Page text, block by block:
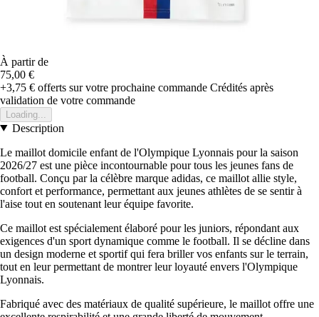
À partir de
75,00 €
+3,75 € offerts sur votre prochaine commande Crédités après
validation de votre commande
Loading...
Description
Le maillot domicile enfant de l'Olympique Lyonnais pour la saison
2026/27 est une pièce incontournable pour tous les jeunes fans de
football. Conçu par la célèbre marque adidas, ce maillot allie style,
confort et performance, permettant aux jeunes athlètes de se sentir à
l'aise tout en soutenant leur équipe favorite.
Ce maillot est spécialement élaboré pour les juniors, répondant aux
exigences d'un sport dynamique comme le football. Il se décline dans
un design moderne et sportif qui fera briller vos enfants sur le terrain,
tout en leur permettant de montrer leur loyauté envers l'Olympique
Lyonnais.
Fabriqué avec des matériaux de qualité supérieure, le maillot offre une